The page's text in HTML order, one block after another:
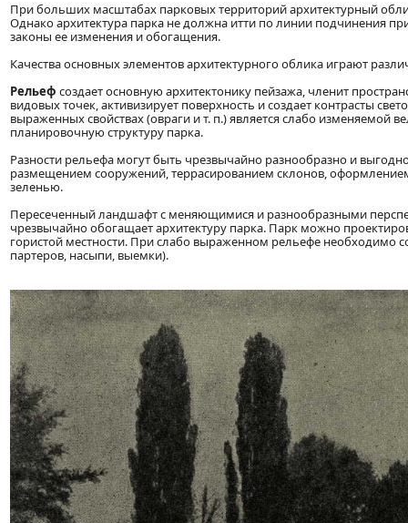
При больших масштабах парковых территорий архитектурный
Однако архитектура парка не должна итти по линии подчинения
законы ее изменения и обогащения.
Качества основных элементов архитектурного облика играют
Рельеф создает основную архитектонику пейзажа, членит
видовых точек, активизирует поверхность и создает контрасты
выраженных свойствах (овраги и т. п.) является слабо изменяемой
планировочную структуру парка.
Разности рельефа могут быть чрезвычайно разнообразно и
размещением сооружений, террасированием склонов,
зеленью.
Пересеченный ландшафт с меняющимися и разнообразными
чрезвычайно обогащает архитектуру парка. Парк можно
гористой местности. При слабо выраженном рельефе необходимо
партеров, насыпи, выемки).